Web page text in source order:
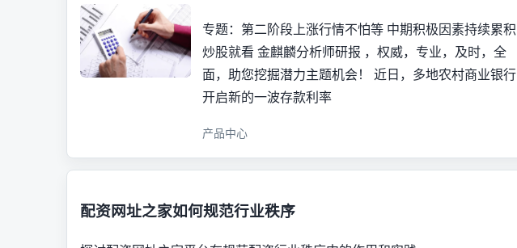
专题：第二阶段上涨行情不怕等 中期积极因素持续累积
炒股就看 金麒麟分析师研报 ，权威，专业，及时，全
面，助您挖掘潜力主题机会！ 近日，多地农村商业银行
开启新的一波存款利率
产品中心
配资网址之家如何规范行业秩序